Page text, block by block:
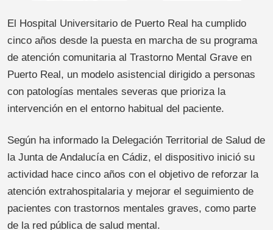
El Hospital Universitario de Puerto Real ha cumplido
cinco años desde la puesta en marcha de su programa
de atención comunitaria al Trastorno Mental Grave en
Puerto Real, un modelo asistencial dirigido a personas
con patologías mentales severas que prioriza la
intervención en el entorno habitual del paciente.
Según ha informado la Delegación Territorial de Salud de
la Junta de Andalucía en Cádiz, el dispositivo inició su
actividad hace cinco años con el objetivo de reforzar la
atención extrahospitalaria y mejorar el seguimiento de
pacientes con trastornos mentales graves, como parte
de la red pública de salud mental.